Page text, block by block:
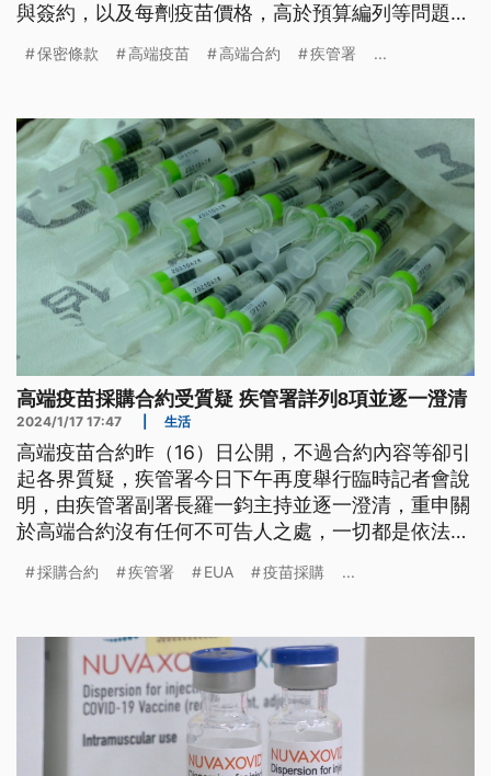
與簽約，以及每劑疫苗價格，高於預算編列等問題。
調高端疫苗並無包庇不法情事。
保密條款 高端疫苗 高端合約 疾管署 ...
高端疫苗採購合約受質疑 疾管署詳列8項並逐一澄清
2024/1/17 17:47 生活
高端疫苗合約昨（16）日公開，不過合約內容等卻引
起各界質疑，疾管署今日下午再度舉行臨時記者會說
明，由疾管署副署長羅一鈞主持並逐一澄清，重申關
於高端合約沒有任何不可告人之處，一切都是依法、
採購合約 疾管署 EUA 疫苗採購 ...